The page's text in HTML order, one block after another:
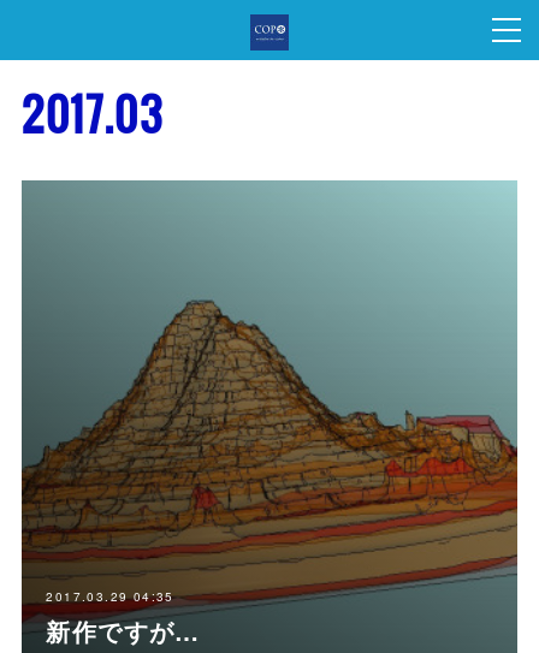
2017.03
2017.03.29 04:35
新作ですが…